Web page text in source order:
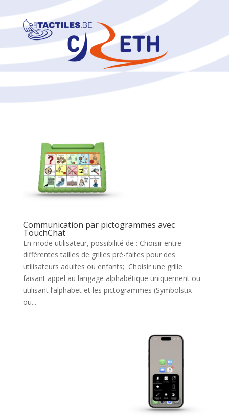
Communication par pictogrammes avec
TouchChat
En mode utilisateur, possibilité de : Choisir entre
différentes tailles de grilles pré-faites pour des
utilisateurs adultes ou enfants; Choisir une grille
faisant appel au langage alphabétique uniquement ou
utilisant l’alphabet et les pictogrammes (Symbolstix
ou...